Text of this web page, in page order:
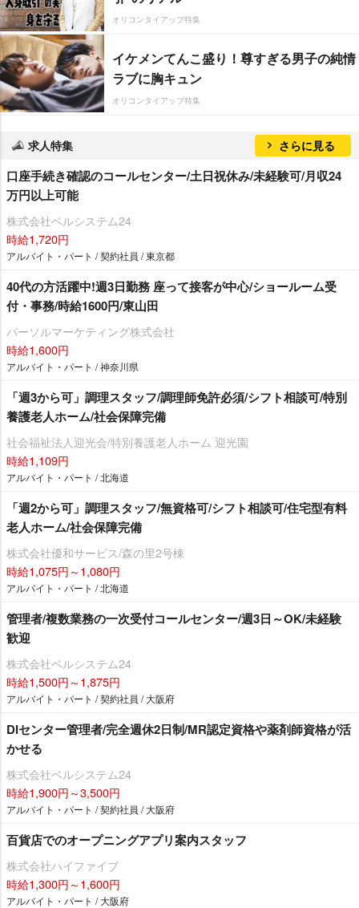
オリコンタイアップ特集
イケメンてんこ盛り！尊すぎる男子の純情
ラブに胸キュン
オリコンタイアップ特集
求人特集 さらに見る
口座手続き確認のコールセンター/土日祝休み/未経験可/月収24
万円以上可能
株式会社ベルシステム24
時給1,720円
アルバイト・パート / 契約社員 / 東京都
40代の方活躍中!週3日勤務 座って接客が中心/ショールーム受
付・事務/時給1600円/東山田
パーソルマーケティング株式会社
時給1,600円
アルバイト・パート / 神奈川県
「週3から可」調理スタッフ/調理師免許必須/シフト相談可/特別
養護老人ホーム/社会保障完備
社会福祉法人迎光会/特別養護老人ホーム 迎光園
時給1,109円
アルバイト・パート / 北海道
「週2から可」調理スタッフ/無資格可/シフト相談可/住宅型有料
老人ホーム/社会保障完備
株式会社優和サービス/森の里2号棟
時給1,075円～1,080円
アルバイト・パート / 北海道
管理者/複数業務の一次受付コールセンター/週3日～OK/未経験
歓迎
株式会社ベルシステム24
時給1,500円～1,875円
アルバイト・パート / 契約社員 / 大阪府
DIセンター管理者/完全週休2日制/MR認定資格や薬剤師資格が活
かせる
株式会社ベルシステム24
時給1,900円～3,500円
アルバイト・パート / 契約社員 / 大阪府
百貨店でのオープニングアプリ案内スタッフ
株式会社ハイファイブ
時給1,300円～1,600円
アルバイト・パート / 大阪府